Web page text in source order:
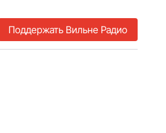
Поддержать Вильне Радио